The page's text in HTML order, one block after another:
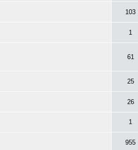
103
1
61
25
26
1
955